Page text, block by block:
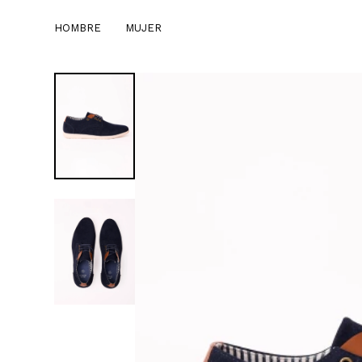
HOMBRE MUJER